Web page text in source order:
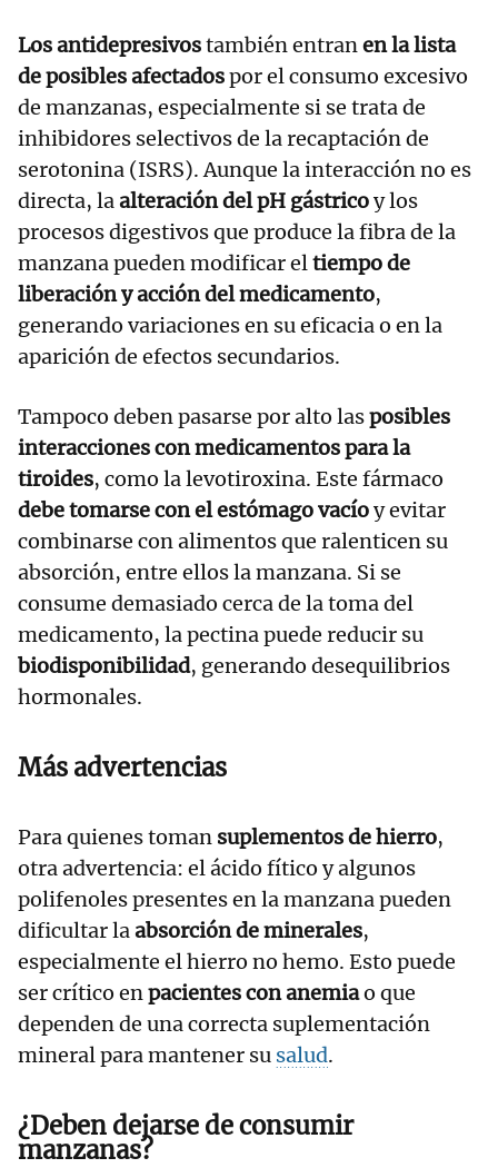
Los antidepresivostambién entranen la lista
de posibles afectadospor el consumo excesivo
de manzanas, especialmente si se trata de
inhibidores selectivos de la recaptación de
serotonina (ISRS). Aunque la interacción no es
directa, laalteración del pH gástricoy los
procesos digestivos que produce la fibra de la
manzana pueden modificar eltiempo de
liberación y acción del medicamento,
generando variaciones en su eficacia o en la
aparición de efectos secundarios.
Tampoco deben pasarse por alto lasposibles
interacciones con medicamentos para la
tiroides, como la levotiroxina. Este fármaco
debe tomarse con el estómago vacíoy evitar
combinarse con alimentos que ralenticen su
absorción, entre ellos la manzana. Si se
consume demasiado cerca de la toma del
medicamento, la pectina puede reducir su
biodisponibilidad, generando desequilibrios
hormonales.
Más advertencias
Para quienes toman suplementos de hierro,
otra advertencia: el ácido fítico y algunos
polifenoles presentes en la manzana pueden
dificultar laabsorción de minerales,
especialmente el hierro no hemo. Esto puede
ser crítico enpacientes con anemiao que
dependen de una correcta suplementación
mineral para mantener su salud.
¿Deben dejarse de consumir
manzanas?